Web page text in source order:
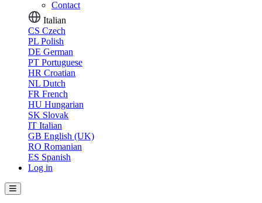
Contact
Italian
CS Czech
PL Polish
DE German
PT Portuguese
HR Croatian
NL Dutch
FR French
HU Hungarian
SK Slovak
IT Italian
GB English (UK)
RO Romanian
ES Spanish
Log in